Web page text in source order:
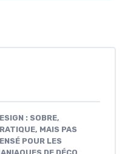
: SOBRE,
MAIS PAS
POUR LES